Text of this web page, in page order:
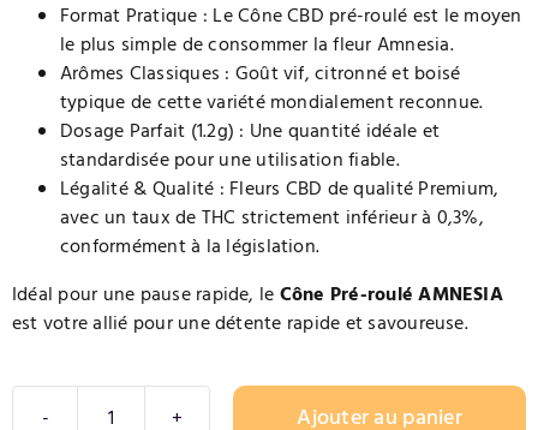
Format Pratique : Le Cône CBD pré-roulé est le moyen
le plus simple de consommer la fleur Amnesia.
Arômes Classiques : Goût vif, citronné et boisé
typique de cette variété mondialement reconnue.
Dosage Parfait (1.2g) : Une quantité idéale et
standardisée pour une utilisation fiable.
Légalité & Qualité : Fleurs CBD de qualité Premium,
avec un taux de THC strictement inférieur à 0,3%,
conformément à la législation.
Idéal pour une pause rapide, leCône Pré-roulé AMNESIA
est votre allié pour une détente rapide et savoureuse.
Ajouter au panier